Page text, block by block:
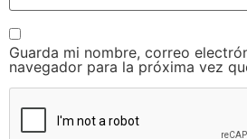
Guarda mi nombre, correo
navegador para la próxima vez